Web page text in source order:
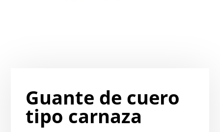
Guante de cuero
tipo carnaza